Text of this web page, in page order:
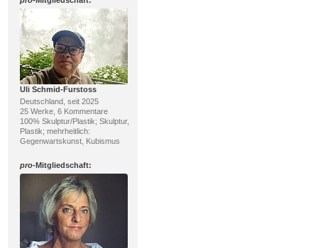
Uli Schmid-Furstoss
Deutschland, seit 2025
25 Werke, 6 Kommentare
100% Skulptur/Plastik; Skulptur,
Plastik; mehrheitlich:
Gegenwartskunst, Kubismus
pro-Mitgliedschaft: